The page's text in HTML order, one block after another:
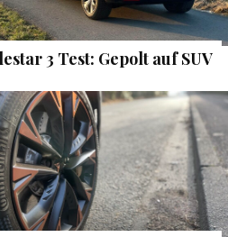
3 Test: Gepolt auf SUV